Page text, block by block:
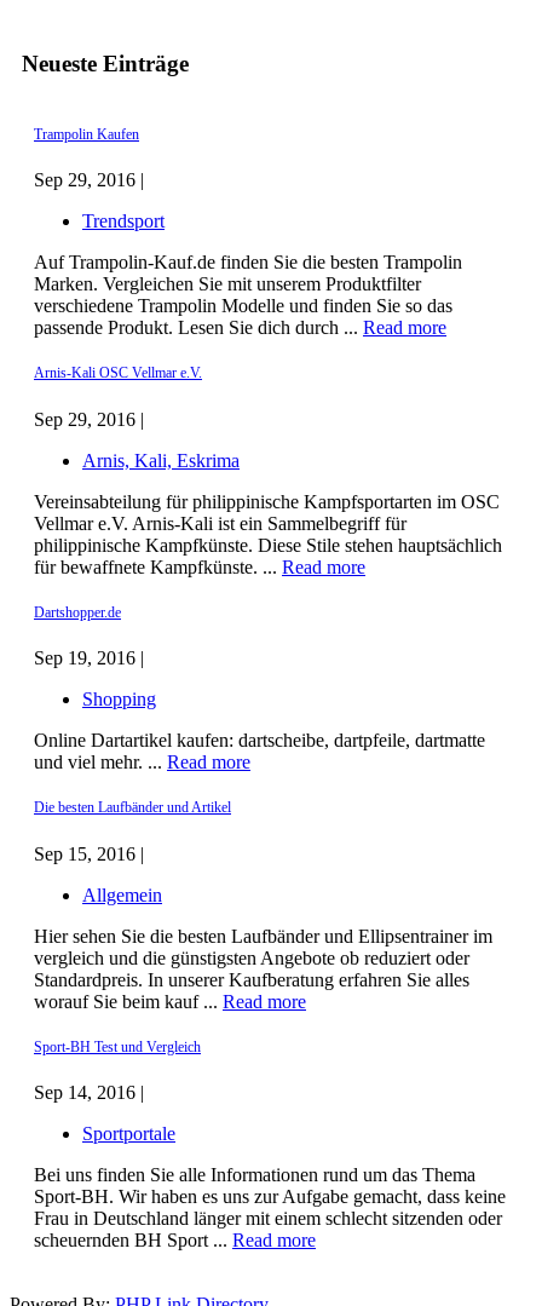
Neueste Einträge
Trampolin Kaufen
Sep 29, 2016 |
Trendsport
Auf Trampolin-Kauf.de finden Sie die besten Trampolin
Marken. Vergleichen Sie mit unserem Produktfilter
verschiedene Trampolin Modelle und finden Sie so das
passende Produkt. Lesen Sie dich durch ... Read more
Arnis-Kali OSC Vellmar e.V.
Sep 29, 2016 |
Arnis, Kali, Eskrima
Vereinsabteilung für philippinische Kampfsportarten im OSC
Vellmar e.V. Arnis-Kali ist ein Sammelbegriff für
philippinische Kampfkünste. Diese Stile stehen hauptsächlich
für bewaffnete Kampfkünste. ... Read more
Dartshopper.de
Sep 19, 2016 |
Shopping
Online Dartartikel kaufen: dartscheibe, dartpfeile, dartmatte
und viel mehr. ... Read more
Die besten Laufbänder und Artikel
Sep 15, 2016 |
Allgemein
Hier sehen Sie die besten Laufbänder und Ellipsentrainer im
vergleich und die günstigsten Angebote ob reduziert oder
Standardpreis. In unserer Kaufberatung erfahren Sie alles
worauf Sie beim kauf ... Read more
Sport-BH Test und Vergleich
Sep 14, 2016 |
Sportportale
Bei uns finden Sie alle Informationen rund um das Thema
Sport-BH. Wir haben es uns zur Aufgabe gemacht, dass keine
Frau in Deutschland länger mit einem schlecht sitzenden oder
scheuernden BH Sport ... Read more